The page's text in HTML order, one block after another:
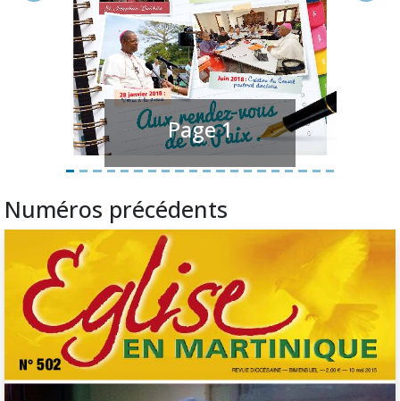
Page 1
Numéros précédents